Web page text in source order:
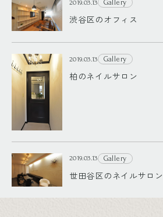
2019.03.13 Gallery
渋谷区のオフィス
2019.03.13 Gallery
柏のネイルサロン
2019.03.13 Gallery
世田谷区のネイルサロン